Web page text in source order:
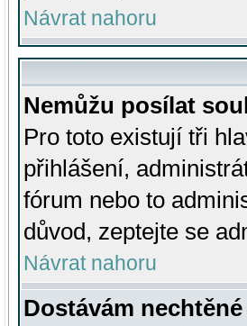
Návrat nahoru
Nemůžu posílat
Pro toto existují tři
přihlášení,
fórum nebo to
důvod, zeptejte se
Návrat nahoru
Dostávám